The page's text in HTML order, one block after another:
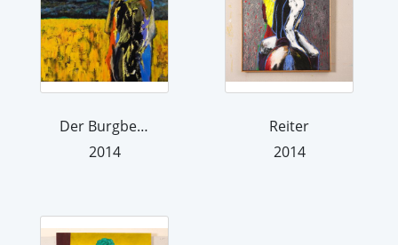
Der Burgberg bei Bevern
2014
Reiter
2014